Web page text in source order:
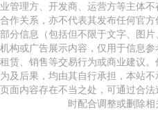
业管理方、开发商、运营方等主体
合作关系，亦不代表其发布任何官
部分信息（包括但不限于文字、图
机构或广告展示内容，仅用于信息参
租赁、销售等交易行为或商业建议
为及后果，均由其自行承担，本站
页面内容存在不当之处，可通过合
时配合调整或删除相